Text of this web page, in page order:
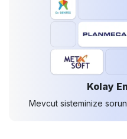
Kolay
Mevcut sisteminize